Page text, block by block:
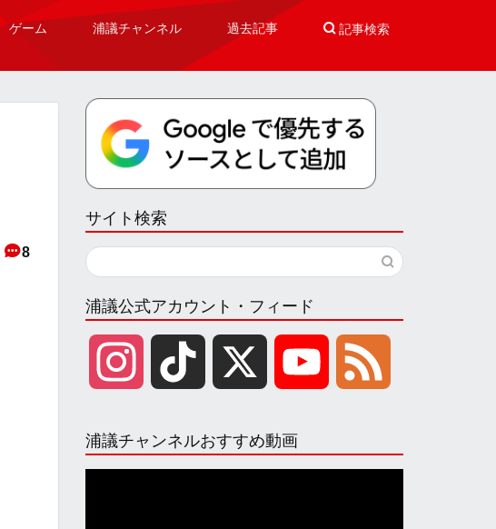
ゲーム 浦議チャンネル 過去記事  記事検索
8
サイト検索
浦議公式アカウント・フィード
s k u e
浦議チャンネルおすすめ動画